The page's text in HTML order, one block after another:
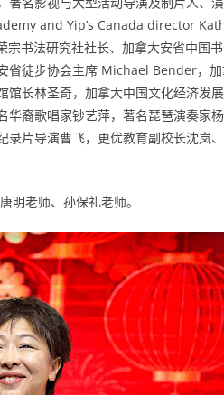
and Yip’s Canada director
书法研究社社长、加拿大安省中国书
省徒步协会主席 Michael Bender，
长林圣奇，加拿大中国文化经济发
裔歌唱家钞艺萍，著名琵琶演奏家
片导演曹飞，更优教育副校长沈岚
明老师、孙保礼老师。